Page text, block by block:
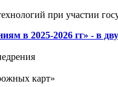
при участии
в 2025-2026 гг» - в
карт»